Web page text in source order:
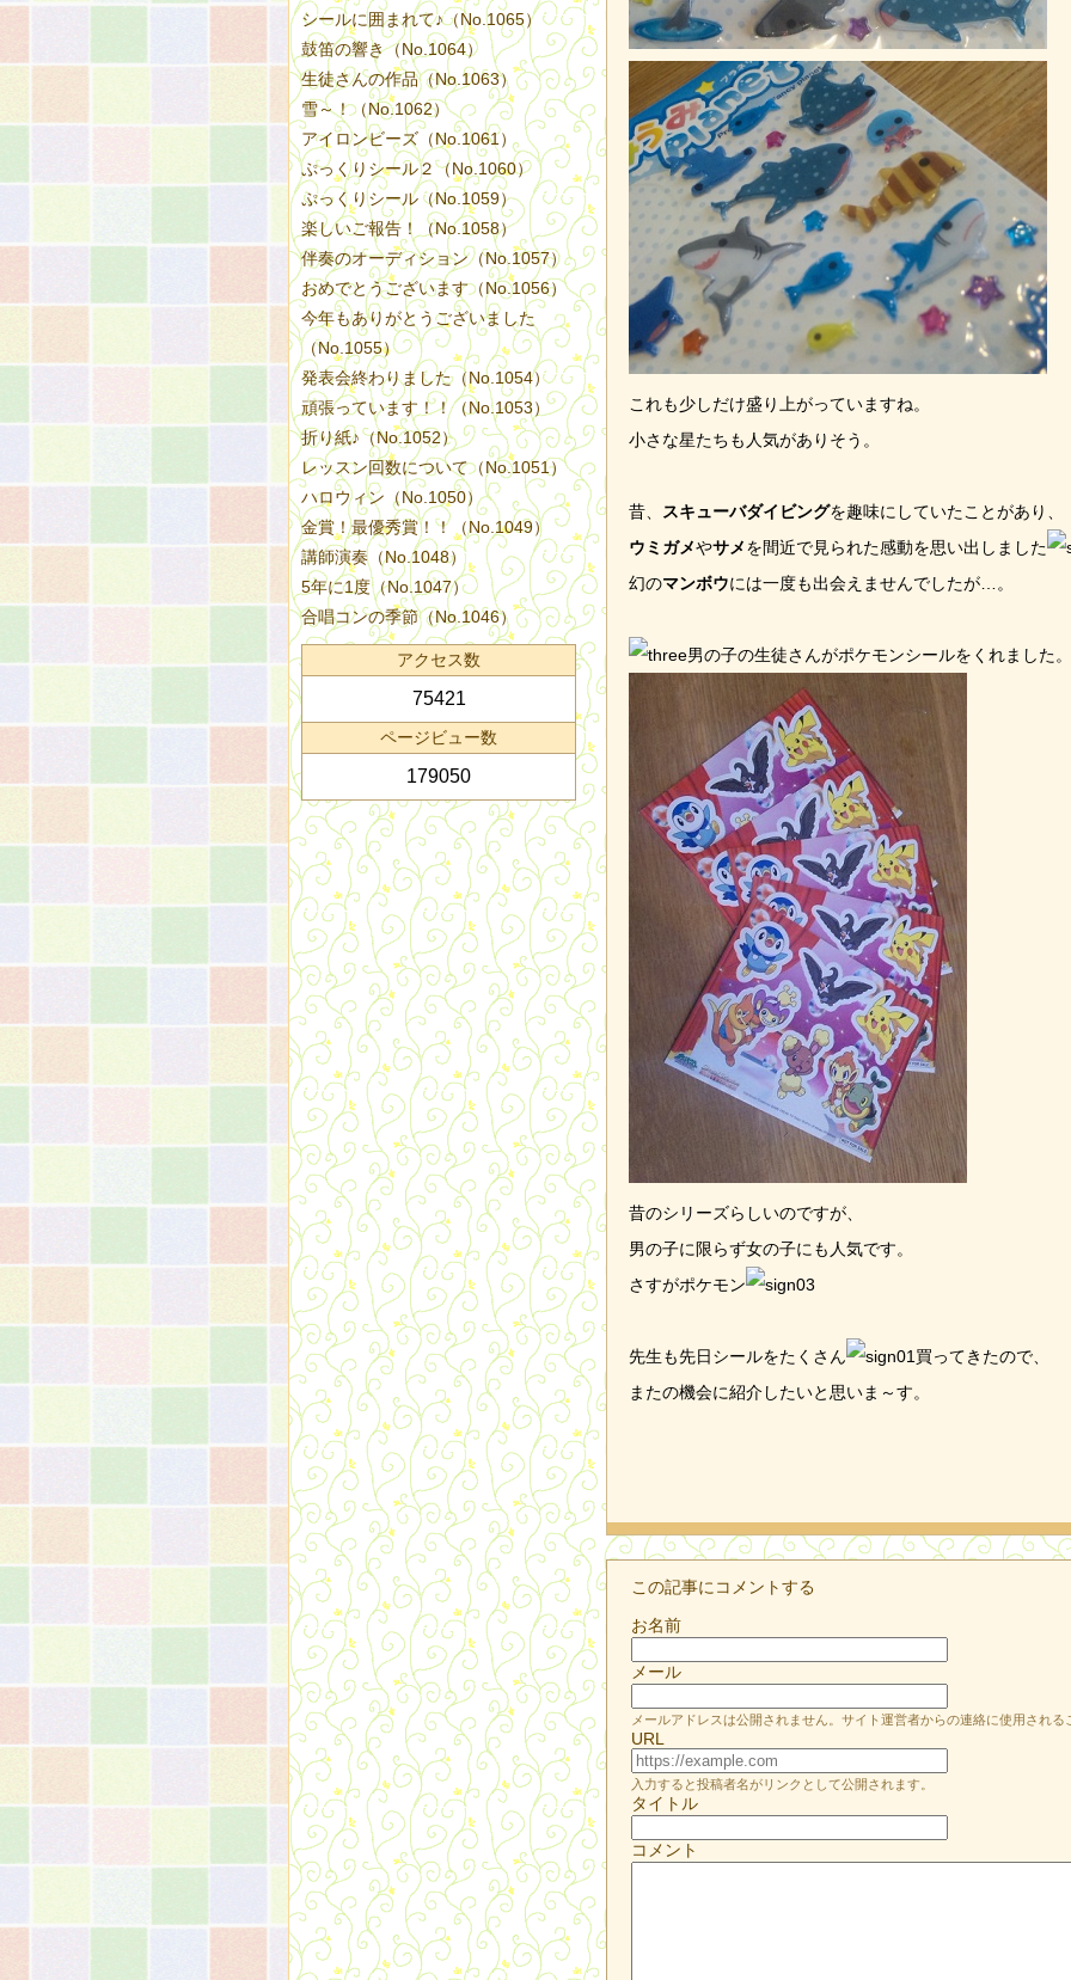
これも少しだけ盛り上がっていますね。
小さな星たちも人気がありそう。
昔、 スキューバダイビングを趣味にしていたことがあり、
ウミガメやサメを間近で見られた感動を思い出しました
幻のマンボウには一度も出会えませんでしたが…。
男の子の生徒さんがポケモンシールをくれました。
昔のシリーズらしいのですが、
男の子に限らず女の子にも人気です。
さすがポケモン
先生も先日シールをたくさん
買ってきたので、
またの機会に紹介したいと思いま～す。
この記事にコメントする
お名前
メール
メールアドレスは公開されません。サイト運営者からの連絡に使用される
URL
入力すると投稿者名がリンクとして公開されます。
タイトル
コメント
シールに囲まれて♪（No.1065）
鼓笛の響き（No.1064）
生徒さんの作品（No.1063）
雪～！（No.1062）
アイロンビーズ（No.1061）
ぷっくりシール２（No.1060）
ぷっくりシール（No.1059）
楽しいご報告！（No.1058）
伴奏のオーディション（No.1057）
おめでとうございます（No.1056）
今年もありがとうございました
（No.1055）
発表会終わりました（No.1054）
頑張っています！！（No.1053）
折り紙♪（No.1052）
レッスン回数について（No.1051）
ハロウィン（No.1050）
金賞！最優秀賞！！（No.1049）
講師演奏（No.1048）
5年に1度（No.1047）
合唱コンの季節（No.1046）
アクセス数
75421
ページビュー数
179050